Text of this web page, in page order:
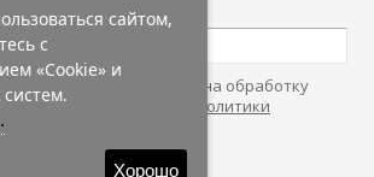
кнопку, я даю согласие на обработку
данных. С условиями
"Политики
сайтом,
с
«Cookie» и
Хорошо